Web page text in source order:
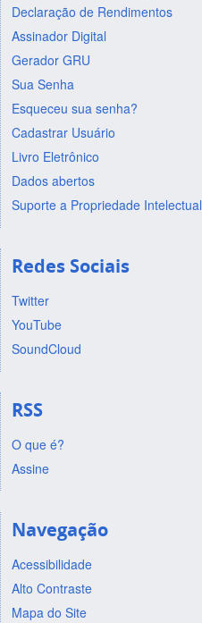
Declaração de Rendimentos
Assinador Digital
Gerador GRU
Sua Senha
Esqueceu sua senha?
Cadastrar Usuário
Livro Eletrônico
Dados abertos
Suporte a Propriedade Intelectual
Redes Sociais
Twitter
YouTube
SoundCloud
RSS
O que é?
Assine
Navegação
Acessibilidade
Alto Contraste
Mapa do Site